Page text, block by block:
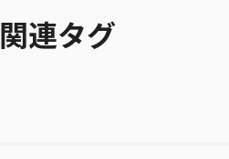
関連タグ